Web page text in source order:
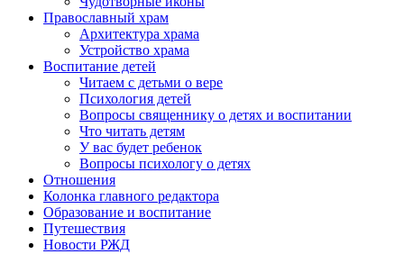
Православный храм
Архитектура храма
Устройство храма
Воспитание детей
Читаем с детьми о вере
Психология детей
Вопросы священнику о детях и воспитании
Что читать детям
У вас будет ребенок
Вопросы психологу о детях
Отношения
Колонка главного редактора
Образование и воспитание
Путешествия
Новости РЖД